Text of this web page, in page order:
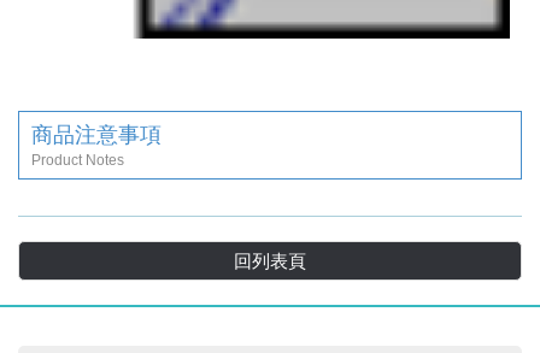
商品注意事項
Product Notes
回列表頁